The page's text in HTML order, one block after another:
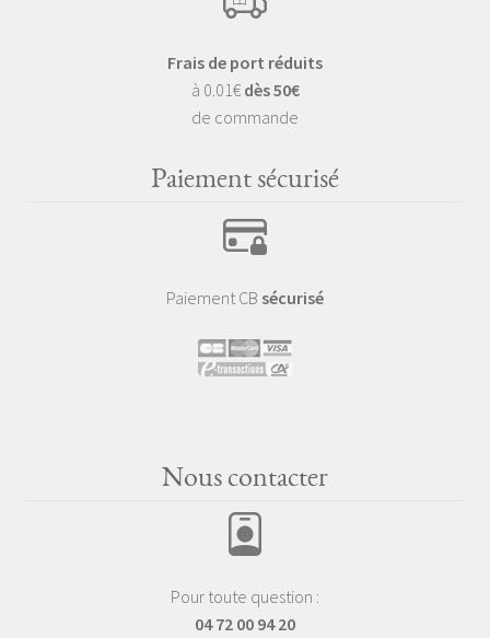
Frais de port réduits
à 0.01€ dès 50€
de commande
Paiement sécurisé
Paiement CB sécurisé
Nous contacter
Pour toute question :
04 72 00 94 20